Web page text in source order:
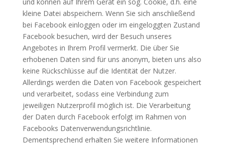
kleine Datei abspeichern. Wenn Sie sich anschließend
bei Facebook einloggen oder im eingeloggten Zustand
Facebook besuchen, wird der Besuch unseres
Angebotes in Ihrem Profil vermerkt. Die über Sie
erhobenen Daten sind für uns anonym, bieten uns also
keine Rückschlüsse auf die Identität der Nutzer.
Allerdings werden die Daten von Facebook gespeichert
und verarbeitet, sodass eine Verbindung zum
jeweiligen Nutzerprofil möglich ist. Die Verarbeitung
der Daten durch Facebook erfolgt im Rahmen von
Facebooks Datenverwendungsrichtlinie.
Dementsprechend erhalten Sie weitere Informationen